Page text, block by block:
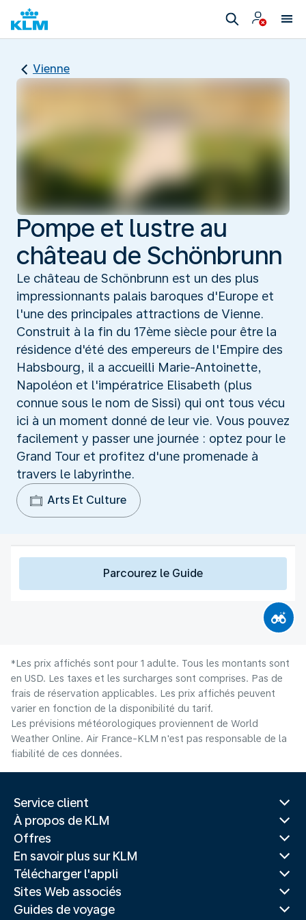
Vienne
Pompe et lustre au
château de Schönbrunn
Le château de Schönbrunn est un des plus
impressionnants palais baroques d'Europe et
l'une des principales attractions de Vienne.
Construit à la fin du 17ème siècle pour être la
résidence d'été des empereurs de l'Empire des
Habsbourg, il a accueilli Marie-Antoinette,
Napoléon et l'impératrice Elisabeth (plus
connue sous le nom de Sissi) qui ont tous vécu
ici à un moment donné de leur vie. Vous pouvez
facilement y passer une journée : optez pour le
Grand Tour et profitez d'une promenade à
travers le labyrinthe.
Arts Et Culture
Parcourez le Guide
*Les prix affichés sont pour 1 adulte. Tous les montants sont
en USD. Les taxes et les surcharges sont comprises. Pas de
frais de réservation applicables. Les prix affichés peuvent
varier en fonction de la disponibilité du tarif.
Les prévisions météorologiques proviennent de World
Weather Online. Air France-KLM n'est pas responsable de la
fiabilité de ces données.
Service client
À propos de KLM
Offres
En savoir plus sur KLM
Télécharger l'appli
Sites Web associés
Guides de voyage